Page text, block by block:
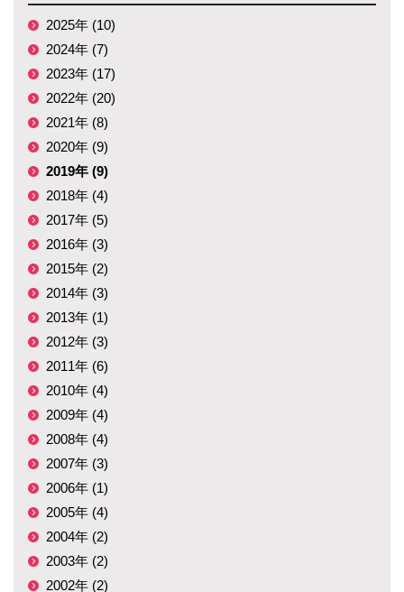
2025年 (10)
2024年 (7)
2023年 (17)
2022年 (20)
2021年 (8)
2020年 (9)
2019年 (9)
2018年 (4)
2017年 (5)
2016年 (3)
2015年 (2)
2014年 (3)
2013年 (1)
2012年 (3)
2011年 (6)
2010年 (4)
2009年 (4)
2008年 (4)
2007年 (3)
2006年 (1)
2005年 (4)
2004年 (2)
2003年 (2)
2002年 (2)